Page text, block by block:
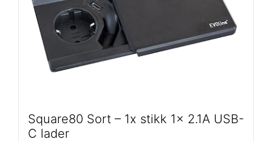
Square80 Sort – 1x stikk 1x 2.1A USB-
C lader